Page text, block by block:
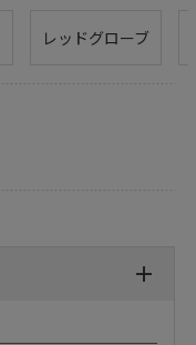
レッドグローブ